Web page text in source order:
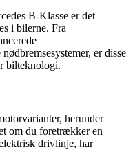
B-Klasse er det
i bilerne. Fra
er disse
bilteknologi.
herunder
om du foretrækker en
drivlinje, har